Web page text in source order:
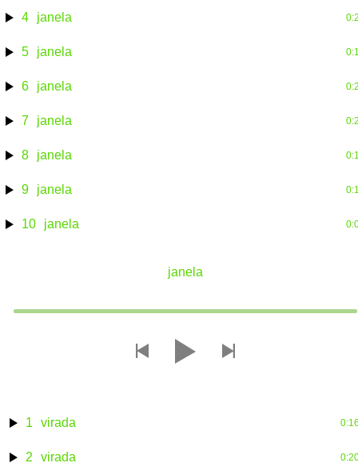
4 janela
5 janela
6 janela
7 janela
8 janela
9 janela
10 janela
janela
1 virada
2 virada